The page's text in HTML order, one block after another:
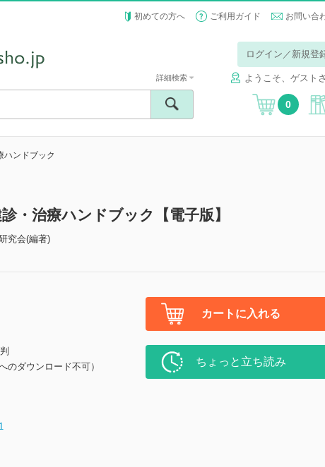
初めての方へ ご利用ガイド お問い合
ログイン／新規登
ようこそ、ゲスト
詳細検索
0
ハンドブック
・治療ハンドブック【電子版】
究会(編著)
のダウンロード不可）
カートに入れる
ちょっと立ち読み